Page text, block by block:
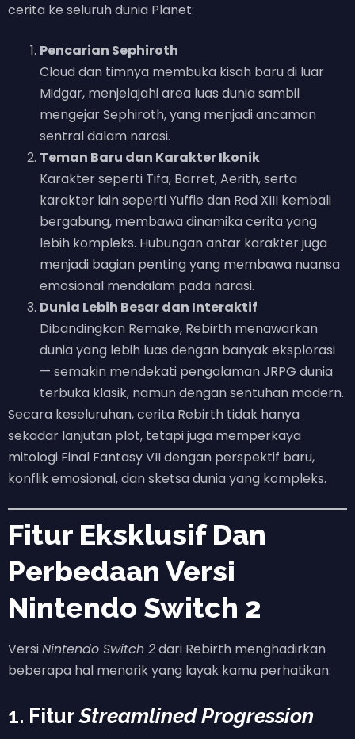
cerita ke seluruh dunia Planet:
Pencarian Sephiroth
Cloud dan timnya membuka kisah baru di luar
Midgar, menjelajahi area luas dunia sambil
mengejar Sephiroth, yang menjadi ancaman
sentral dalam narasi.
Teman Baru dan Karakter Ikonik
Karakter seperti Tifa, Barret, Aerith, serta
karakter lain seperti Yuffie dan Red XIII kembali
bergabung, membawa dinamika cerita yang
lebih kompleks. Hubungan antar karakter juga
menjadi bagian penting yang membawa nuansa
emosional mendalam pada narasi.
Dunia Lebih Besar dan Interaktif
Dibandingkan Remake, Rebirth menawarkan
dunia yang lebih luas dengan banyak eksplorasi
— semakin mendekati pengalaman JRPG dunia
terbuka klasik, namun dengan sentuhan modern.
Secara keseluruhan, cerita Rebirth tidak hanya
sekadar lanjutan plot, tetapi juga memperkaya
mitologi Final Fantasy VII dengan perspektif baru,
konflik emosional, dan sketsa dunia yang kompleks.
Fitur Eksklusif Dan
Perbedaan Versi
Nintendo Switch 2
VersiNintendo Switch 2dari Rebirth menghadirkan
beberapa hal menarik yang layak kamu perhatikan:
1. FiturStreamlined Progression